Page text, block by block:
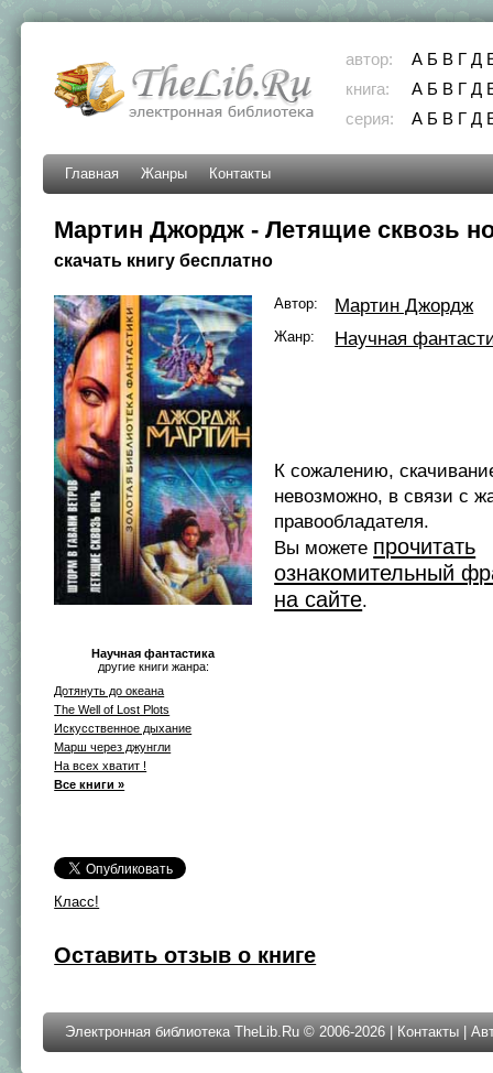
автор: А Б В Г Д
книга:
А Б В Г Д
серия:
А Б В Г Д
Главная Жанры Контакты
Мартин Джордж - Летящие сквозь
скачать книгу бесплатно
Научная фантастика
другие книги жанра:
Дотянуть до океана
The Well of Lost Plots
Искусственное дыхание
Марш через джунгли
На всех хватит !
Все книги »
Класс!
Автор: Мартин Джордж
Жанр: Научная
К сожалению,
невозможно, в связи с
правообладателя.
Вы можете прочитать
ознакомительный
на сайте.
Оставить отзыв о книге
Электронная библиотека TheLib.Ru © 2006-2026 | Контакты |